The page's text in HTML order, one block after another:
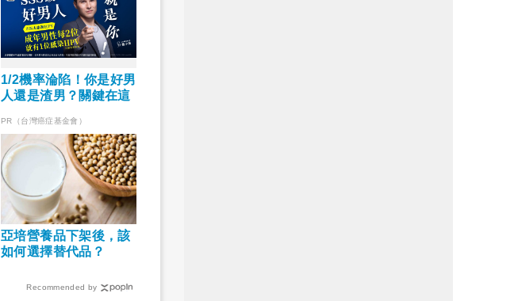
1/2機率淪陷！你是好男
人還是渣男？關鍵在這
PR（台灣癌症基金會）
亞培營養品下架後，該
如何選擇替代品？
Recommended by